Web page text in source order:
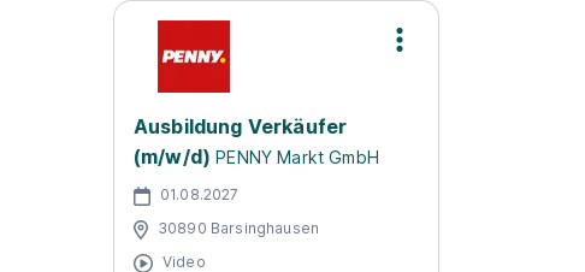
Ausbildung Verkäufer
(m/w/d) PENNY Markt GmbH
01.08.2027
30890 Barsinghausen
Video